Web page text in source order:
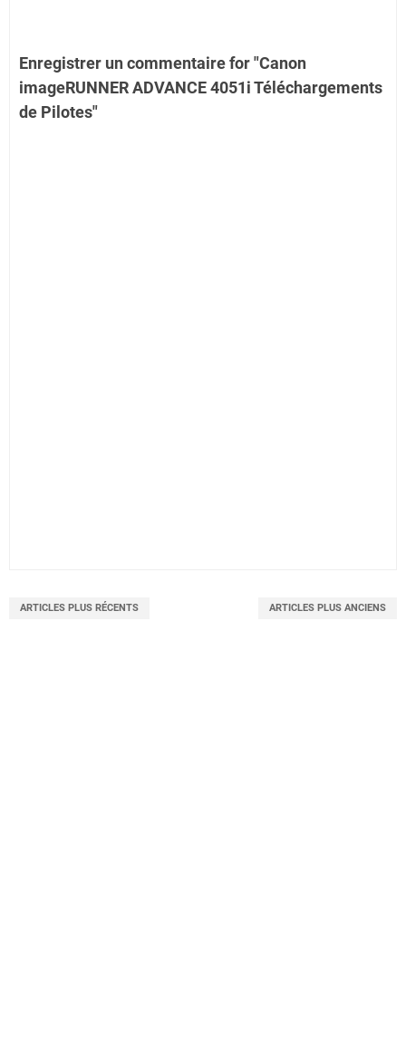
Enregistrer un commentaire for "Canon
imageRUNNER ADVANCE 4051i Téléchargements
de Pilotes"
ARTICLES PLUS RÉCENTS ARTICLES PLUS ANCIENS